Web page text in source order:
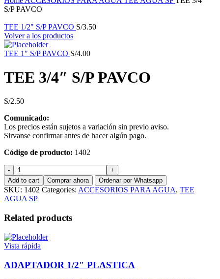
S/P PAVCO
TEE 1/2" S/P PAVCO S/3.50
Volver a los productos
TEE 1" S/P PAVCO S/4.00
TEE 3/4″ S/P PAVCO
S/2.50
Comunicado:
Los precios están sujetos a variación sin previo aviso.
Sirvanse confirmar antes de hacer algún pago.
Código de producto: 1402
TEE
3/4"
S/P
PAVCO
quantity
Add to cart Comprar ahora Ordenar por Whatsapp
SKU: 1402 Categories: ACCESORIOS PARA AGUA, TEE
AGUA SP
Related products
Vista rápida
ADAPTADOR 1/2″ PLASTICA